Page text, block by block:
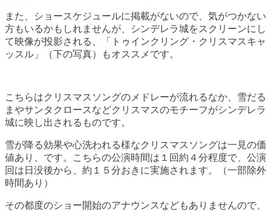
また、ショースケジュールに掲載がないので、気がつかない
方もいるかもしれませんが、シンデレラ城をスクリーンにし
て映像が投影される、「トゥインクリング・クリスマスキャ
ッスル」（下の写真）もオススメです。
こちらはクリスマスソングのメドレーが流れるなか、雪だる
まやサンタクロースなどクリスマスのモチーフがシンデレラ
城に映し出されるものです。
雪が降る効果や心洗われる様なクリスマスソングは一見の価
値あり、です。こちらの公演時間は１回約４分程度で、公演
回は日没後から、約１５分おきに実施されます。（一部除外
時間あり）
その都度のショー開始のアナウンスなどもありませんので、